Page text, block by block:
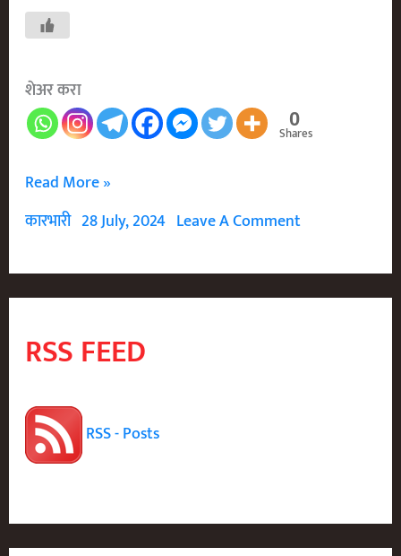
शेअर करा
0
Shares
शिवरायांचे
आज्ञापत्र
Maharaj’s
Vision
Forest
And
Tree
Plantation
Read More »
कारभारी 28 July, 2024 Leave A Comment
RSS FEED
RSS - Posts